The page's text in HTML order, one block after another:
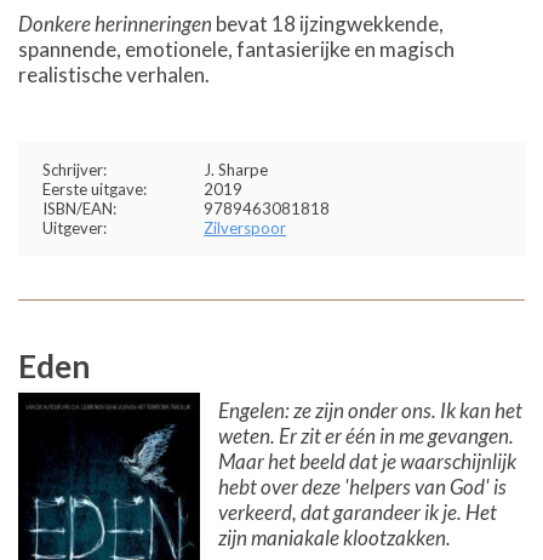
Donkere herinneringen bevat 18 ijzingwekkende,
spannende, emotionele, fantasierijke en magisch
realistische verhalen.
Schrijver:
J. Sharpe
Eerste uitgave:
2019
ISBN/EAN:
9789463081818
Uitgever:
Zilverspoor
Eden
Engelen: ze zijn onder ons. Ik kan het
weten. Er zit er één in me gevangen.
Maar het beeld dat je waarschijnlijk
hebt over deze 'helpers van God' is
verkeerd, dat garandeer ik je. Het
zijn maniakale klootzakken.